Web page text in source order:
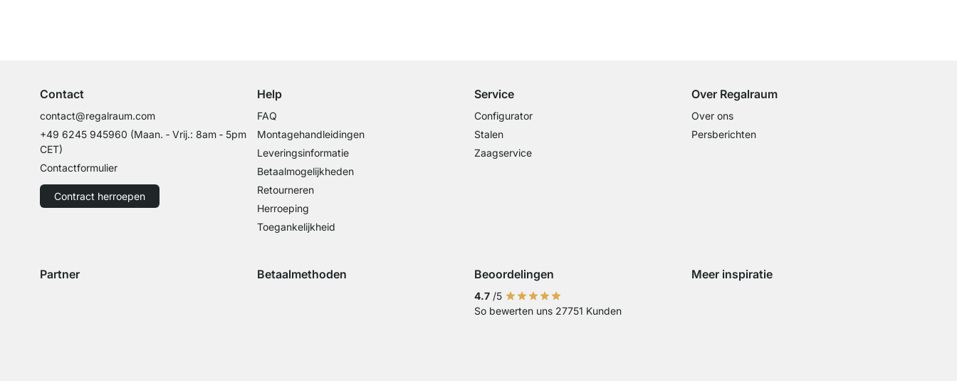
Contact
contact@regalraum.com
+49 6245 945960 (Maan. ‑ Vrij.: 8am ‑ 5pm
CET)
Contactformulier
Contract herroepen
Help
FAQ
Montagehandleidingen
Leveringsinformatie
Betaalmogelijkheden
Retourneren
Herroeping
Toegankelijkheid
Service
Configurator
Stalen
Zaagservice
Over Regalraum
Over ons
Persberichten
Partner Betaalmethoden
Betaling met Klarna Sofort
Beoordelingen
4.7 /5
So bewerten uns 27751 Kunden
Meer inspiratie